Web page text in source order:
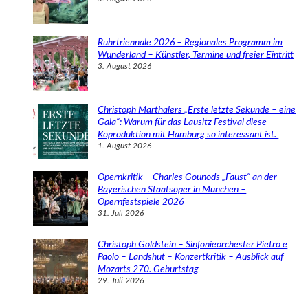
Ruhrtriennale 2026 – Regionales Programm im
Wunderland – Künstler, Termine und freier Eintritt
3. August 2026
Christoph Marthalers „Erste letzte Sekunde – eine
Gala“: Warum für das Lausitz Festival diese
Koproduktion mit Hamburg so interessant ist.
1. August 2026
Opernkritik – Charles Gounods „Faust“ an der
Bayerischen Staatsoper in München –
Opernfestspiele 2026
31. Juli 2026
Christoph Goldstein – Sinfonieorchester Pietro e
Paolo – Landshut – Konzertkritik – Ausblick auf
Mozarts 270. Geburtstag
29. Juli 2026